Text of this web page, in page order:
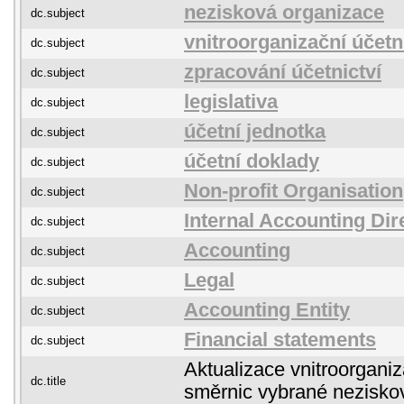
dc.subject nezisková organizace
dc.subject vnitroorganizační
dc.subject zpracování účetnictví
dc.subject legislativa
dc.subject účetní jednotka
dc.subject účetní doklady
dc.subject Non-profit Organisation
dc.subject Internal Accounting
dc.subject Accounting
dc.subject Legal
dc.subject Accounting Entity
dc.subject Financial statements
dc.title
Aktualizace
směrnic vybrané